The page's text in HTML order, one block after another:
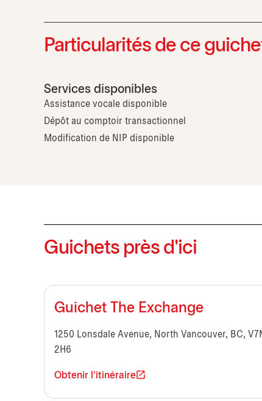
Particularités de ce
Services disponibles
Assistance vocale disponible
Dépôt au comptoir transactionnel
Modification de NIP disponible
Guichets près d'ici
Guichet The Exchange
1250 Lonsdale Avenue, North Vancouver, BC,
2H6
Obtenir l'itinéraire